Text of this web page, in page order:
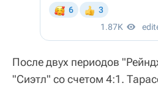
После двух периодов
"Сиэтл" со счетом 4:1.